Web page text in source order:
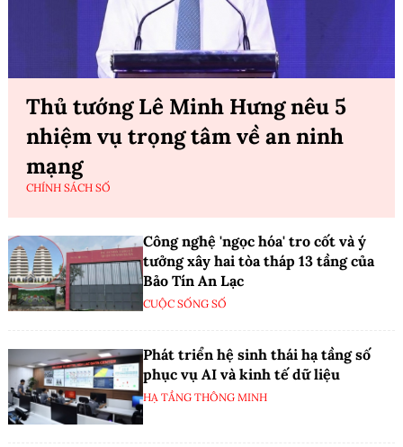
Thủ tướng Lê Minh Hưng nêu 5
nhiệm vụ trọng tâm về an ninh
mạng
CHÍNH SÁCH SỐ
Công nghệ 'ngọc hóa' tro cốt và ý
tưởng xây hai tòa tháp 13 tầng của
Bảo Tín An Lạc
CUỘC SỐNG SỐ
Phát triển hệ sinh thái hạ tầng số
phục vụ AI và kinh tế dữ liệu
HẠ TẦNG THÔNG MINH